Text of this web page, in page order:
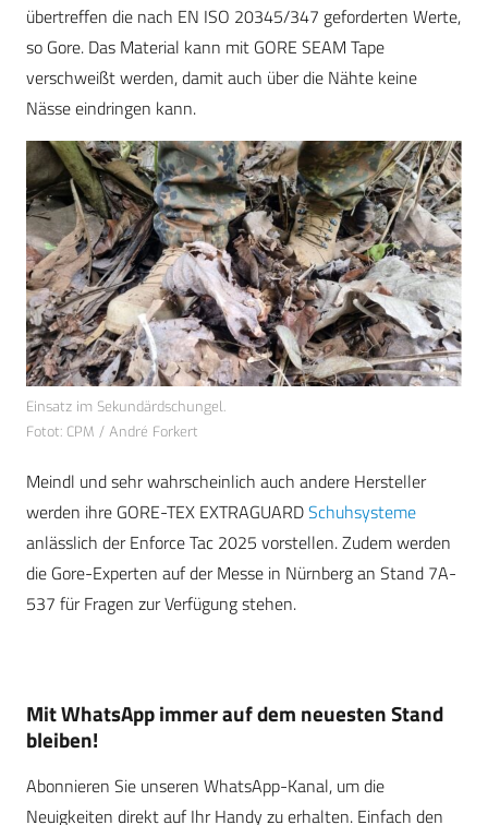
übertreffen die nach EN ISO 20345/347 geforderten Werte,
so Gore. Das Material kann mit GORE SEAM Tape
verschweißt werden, damit auch über die Nähte keine
Nässe eindringen kann.
Einsatz im Sekundärdschungel.
Fotot: CPM / André Forkert
Meindl und sehr wahrscheinlich auch andere Hersteller
werden ihre GORE-TEX EXTRAGUARDSchuhsysteme
anlässlich der Enforce Tac 2025 vorstellen. Zudem werden
die Gore-Experten auf der Messe in Nürnberg an Stand 7A-
537 für Fragen zur Verfügung stehen.
Mit WhatsApp immer auf dem neuesten Stand
bleiben!
Abonnieren Sie unseren WhatsApp-Kanal, um die
Neuigkeiten direkt auf Ihr Handy zu erhalten. Einfach den